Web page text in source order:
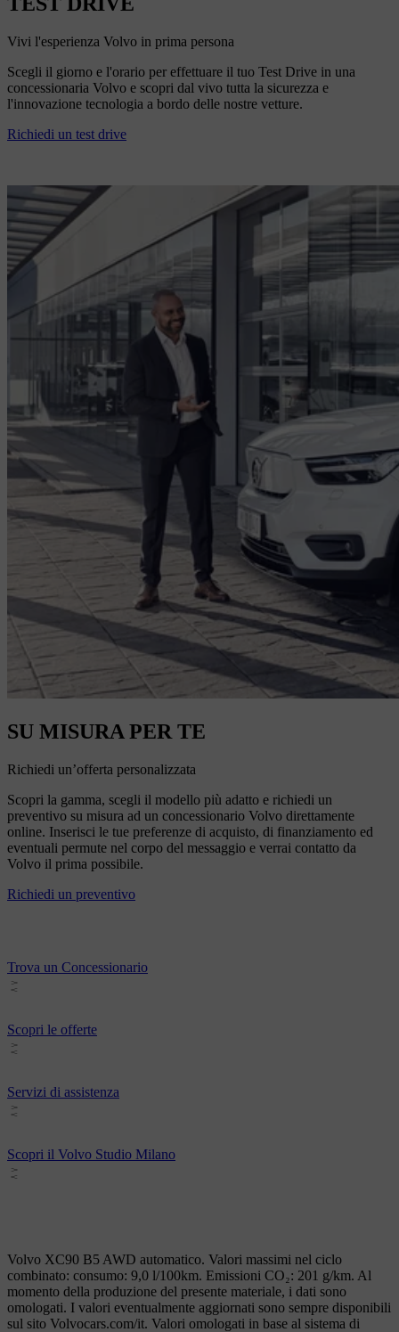
Vivi l'esperienza Volvo in prima persona
Scegli il giorno e l'orario per effettuare il tuo Test Drive in una
concessionaria Volvo e scopri dal vivo tutta la sicurezza e
l'innovazione tecnologia a bordo delle nostre vetture.
Richiedi un test drive
SU MISURA PER TE
Richiedi un’offerta personalizzata
Scopri la gamma, scegli il modello più adatto e richiedi un
preventivo su misura ad un concessionario Volvo direttamente
online. Inserisci le tue preferenze di acquisto, di finanziamento ed
eventuali permute nel corpo del messaggio e verrai contatto da
Volvo il prima possibile.
Richiedi un preventivo
Trova un Concessionario
Scopri le offerte
Servizi di assistenza
Scopri il Volvo Studio Milano
Volvo XC90 B5 AWD automatico. Valori massimi nel ciclo
combinato: consumo: 9,0 l/100km. Emissioni CO₂: 201 g/km. Al
momento della produzione del presente materiale, i dati sono
omologati. I valori eventualmente aggiornati sono sempre disponibili
sul sito Volvocars.com/it. Valori omologati in base al sistema di